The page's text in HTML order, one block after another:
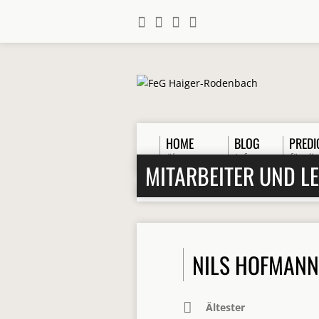
HOME
über uns
BLOG
Infos für die
MITARBEITER UND
Home>Personen >Gemeindeleitung
NILS HOFMANN
Ältester